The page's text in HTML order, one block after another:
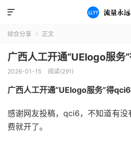

综合分享  正文
广西人工开通“UElogo服务
2026-01-15 阅读(291)
广西人工开通“UElogo服务”得
感谢网友投稿，qci6，不知道有没
费就开了。